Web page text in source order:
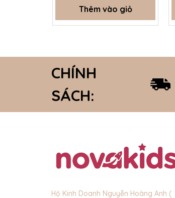
Thêm vào giỏ
CHÍNH
SÁCH:
Hộ Kinh Doanh Nguyễn Hoàng Anh (